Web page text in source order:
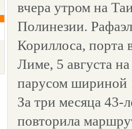
вчера утром на
Полинезии.
Кориллоса, порта
Лиме, 5 августа
парусом шириной
За три месяца 43-
повторила